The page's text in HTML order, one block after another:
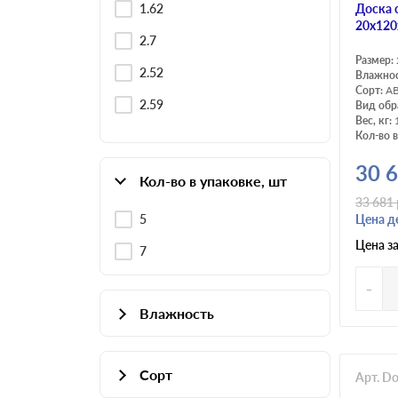
1.62
2.7
2.52
2.59
Кол-во в упаковке, шт
5
7
Влажность
Сорт
Доска
Размер:
Сорт:
Вид
Вес, кг:
Кол-во
30
33 681
Цена
Цена за
-
Арт.